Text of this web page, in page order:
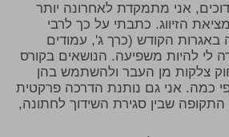
אני מתמקדת לאחרונה יותר
הזיווג. כתבתי על כך לרבי
באגרות הקודש (כרך ג', עמודים
לי להיות משפיעה. הנושאים בקורס
צלקות מן העבר ולהשתמש בהן
כמה. אני גם נותנת הדרכה פרקטית
שבין סגירת השידוך לחתונה,